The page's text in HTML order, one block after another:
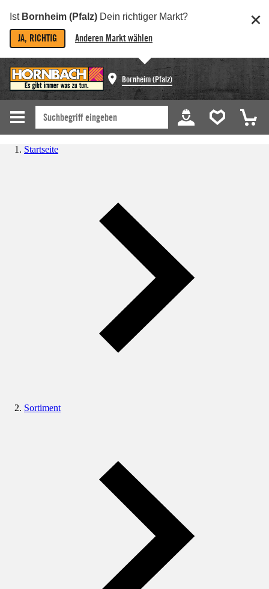
Ist Bornheim (Pfalz) Dein richtiger Markt?
JA, RICHTIG Anderen Markt wählen
Bornheim (Pfalz)
Startseite
Sortiment